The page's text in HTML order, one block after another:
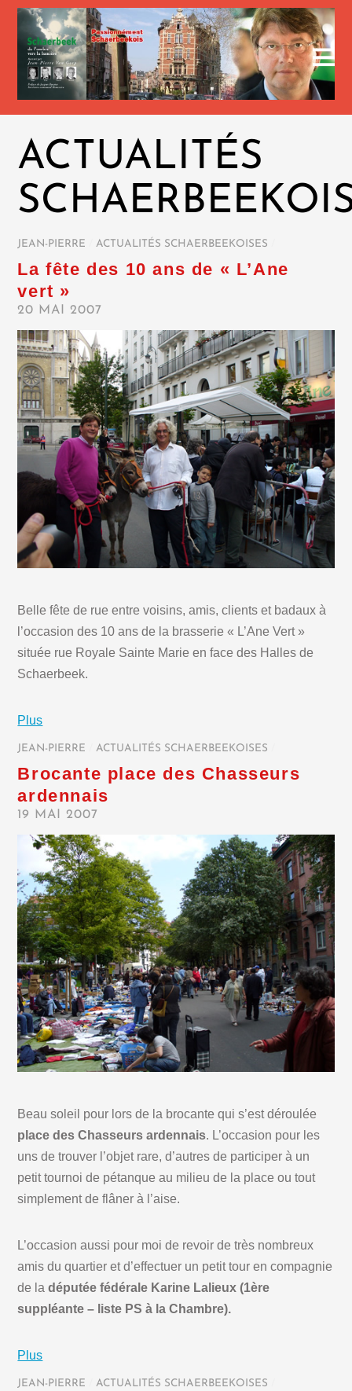
ACTUALITÉS
JEAN-PIERRE ACTUALITÉS SCHAERBEEKOISES
La fête des 10 ans de « L’Ane
vert »
20 MAI 2007
Belle fête de rue entre voisins, amis, clients et badaux à
l’occasion des 10 ans de la brasserie « L’Ane Vert »
située rue Royale Sainte Marie en face des Halles de
Schaerbeek.
Plus
JEAN-PIERRE ACTUALITÉS SCHAERBEEKOISES
Brocante place des Chasseurs
ardennais
19 MAI 2007
Beau soleil pour lors de la brocante qui s’est déroulée
place des Chasseurs ardennais. L’occasion pour les
uns de trouver l’objet rare, d’autres de participer à un
petit tournoi de pétanque au milieu de la place ou tout
simplement de flâner à l’aise.
L’occasion aussi pour moi de revoir de très nombreux
amis du quartier et d’effectuer un petit tour en compagnie
de ladéputée fédérale Karine Lalieux (1ère
suppléante – liste PS à la Chambre).
Plus
JEAN-PIERRE ACTUALITÉS SCHAERBEEKOISES